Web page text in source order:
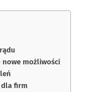
nowe możliwości
dla firm